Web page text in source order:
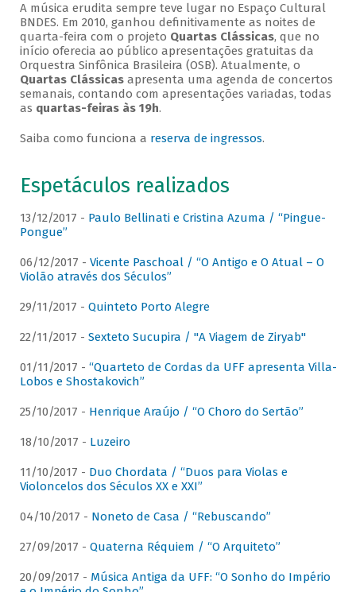
A música erudita sempre teve lugar no Espaço Cultural
BNDES. Em 2010, ganhou definitivamente as noites de
quarta-feira com o projeto Quartas Clássicas, que no
início oferecia ao público apresentações gratuitas da
Orquestra Sinfônica Brasileira (OSB). Atualmente, o
Quartas Clássicasapresenta uma agenda de concertos
semanais, contando com apresentações variadas, todas
as quartas-feiras às 19h.
Saiba como funciona a reserva de ingressos.
Espetáculos realizados
13/12/2017 - Paulo Bellinati e Cristina Azuma / “Pingue-
Pongue”
06/12/2017 - Vicente Paschoal / “O Antigo e O Atual – O
Violão através dos Séculos”
29/11/2017 - Quinteto Porto Alegre
22/11/2017 - Sexteto Sucupira / "A Viagem de Ziryab"
01/11/2017 - “Quarteto de Cordas da UFF apresenta Villa-
Lobos e Shostakovich”
25/10/2017 - Henrique Araújo / “O Choro do Sertão”
18/10/2017 - Luzeiro
11/10/2017 - Duo Chordata / “Duos para Violas e
Violoncelos dos Séculos XX e XXI”
04/10/2017 - Noneto de Casa / “Rebuscando”
27/09/2017 - Quaterna Réquiem / “O Arquiteto”
20/09/2017 - Música Antiga da UFF: “O Sonho do Império